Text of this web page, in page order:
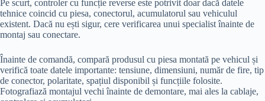
Pe scurt, controler cu funcție reverse este potrivit doar dacă datele
tehnice coincid cu piesa, conectorul, acumulatorul sau vehiculul
existent. Dacă nu ești sigur, cere verificarea unui specialist înainte de
montaj sau conectare.
Înainte de comandă, compară produsul cu piesa montată pe vehicul și
verifică toate datele importante: tensiune, dimensiuni, număr de fire, tip
de conector, polaritate, spațiul disponibil și funcțiile folosite.
Fotografiază montajul vechi înainte de demontare, mai ales la cablaje,